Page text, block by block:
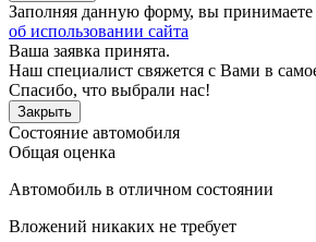
Заполняя данную форму, вы принимаете
об использовании сайта
Ваша заявка принята.
Наш специалист свяжется с Вами в
Спасибо, что выбрали нас!
Закрыть
Состояние автомобиля
Общая оценка
Автомобиль в отличном состоянии
Вложений никаких не требует